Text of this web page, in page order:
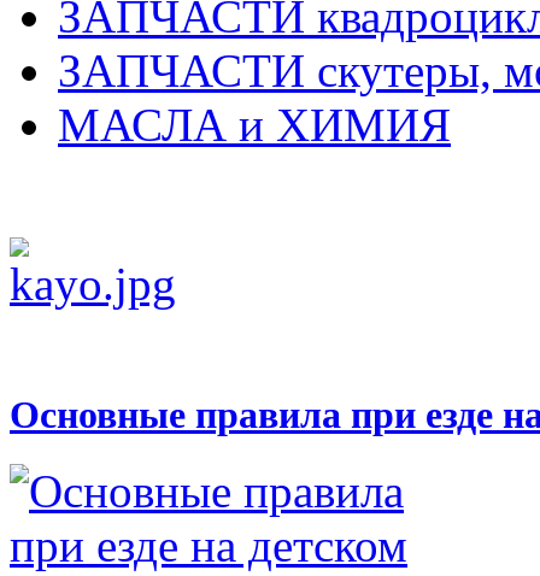
ЗАПЧАСТИ
ЗАПЧАСТИ скутеры,
МАСЛА и ХИМИЯ
Основные правила при езде